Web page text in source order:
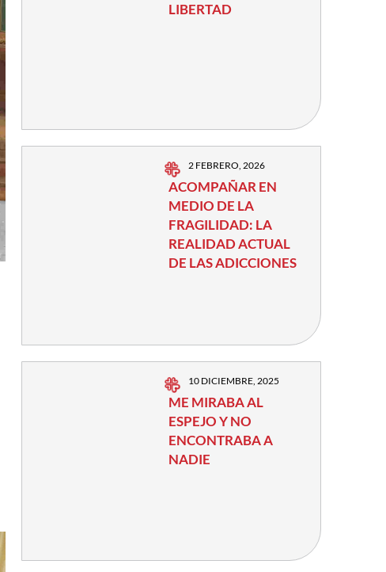
LIBERTAD
2 FEBRERO, 2026
ACOMPAÑAR EN
MEDIO DE LA
FRAGILIDAD: LA
REALIDAD ACTUAL
DE LAS ADICCIONES
10 DICIEMBRE, 2025
ME MIRABA AL
ESPEJO Y NO
ENCONTRABA A
NADIE